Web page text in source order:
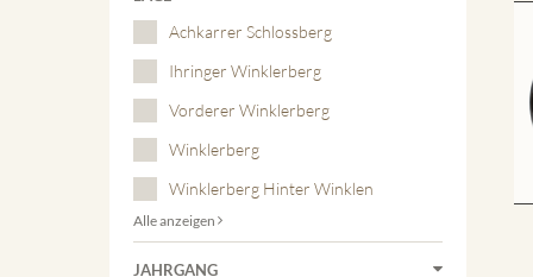
Achkarrer Schlossberg
Ihringer Winklerberg
Vorderer Winklerberg
Winklerberg
Winklerberg Hinter Winklen
Alle anzeigen
JAHRGANG